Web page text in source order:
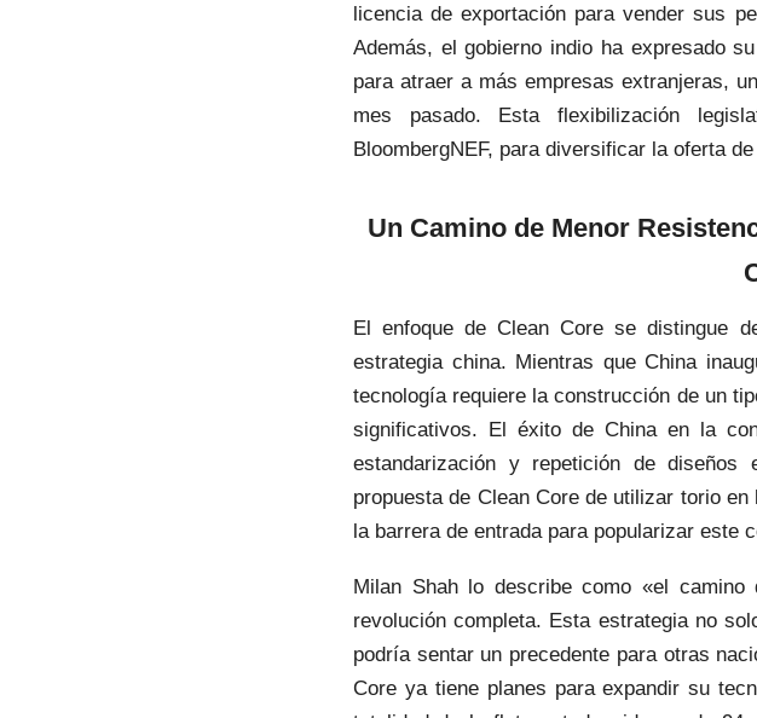
licencia de exportación para vender sus
Además, el gobierno indio ha expresado
para atraer a más empresas extranjeras,
mes pasado. Esta flexibilización
BloombergNEF, para diversificar la oferta
Un Camino de Menor
El enfoque de Clean Core se distingue
estrategia china. Mientras que China
tecnología requiere la construcción de un
significativos. El éxito de China en la
estandarización y repetición de
propuesta de Clean Core de utilizar torio
la barrera de entrada para popularizar este
Milan Shah lo describe como «el
revolución completa. Esta estrategia no
podría sentar un precedente para otras
Core ya tiene planes para expandir su